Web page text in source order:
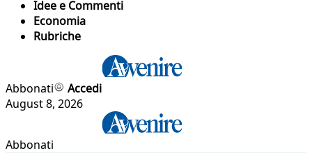
Idee e Commenti
Economia
Rubriche
Abbonati
Accedi
August 8, 2026
Abbonati